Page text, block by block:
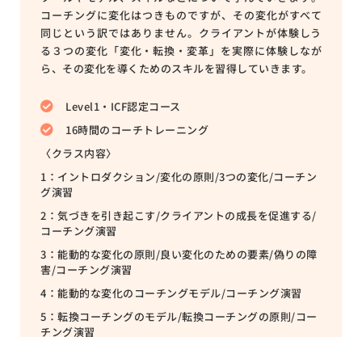
コーチングに変化はつきものですが、その変化がすべて
同じという訳ではありません。クライアントが体験しう
る３つの変化「変化・転換・変革」を実際に体験しなが
ら、その変化を導くためのスキルを習得していきます。
Level1・ICF認定コース
16時間のコーチトレーニング
〈クラス内容〉
1：イントロダクション/変化の原則/3つの変化/コーチン
グ演習
2：気づきを引き起こす/クライアントの成長を促進する/
コーチング演習
3：能動的な変化の原則/良い変化のための要素/偽りの障
害/コーチング演習
4：能動的な変化のコーチングモデル/コーチング演習
5：転換コーチングのモデル/転換コーチングの原則/コー
チング演習